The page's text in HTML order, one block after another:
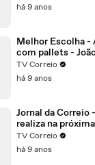
há 9 anos
Melhor Escolha -
com pallets -
TV Correio
há 9 anos
Jornal da Correio
realiza na
mutirão online
dívidas
TV Correio
há 9 anos